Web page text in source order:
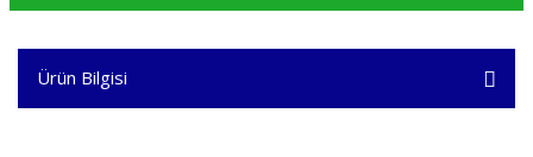
Ürün Bilgisi